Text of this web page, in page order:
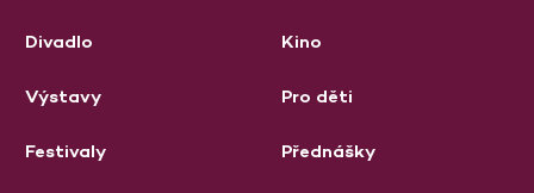
Divadlo
Výstavy
Festivaly
Kino
Pro děti
Přednášky